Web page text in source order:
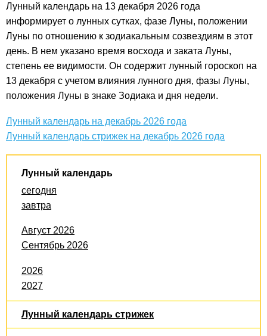
Лунный календарь на 13 декабря 2026 года
информирует о лунных сутках, фазе Луны, положении
Луны по отношению к зодиакальным созвездиям в этот
день. В нем указано время восхода и заката Луны,
степень ее видимости. Он содержит лунный гороскоп на
13 декабря с учетом влияния лунного дня, фазы Луны,
положения Луны в знаке Зодиака и дня недели.
Лунный календарь на декабрь 2026 года
Лунный календарь стрижек на декабрь 2026 года
Лунный календарь
сегодня
завтра
Август 2026
Сентябрь 2026
2026
2027
Лунный календарь стрижек